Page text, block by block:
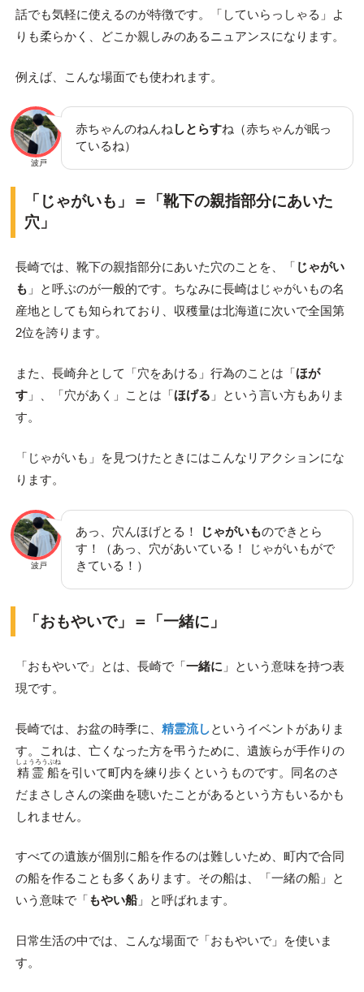
話でも気軽に使えるのが特徴です。「していらっしゃる」よ
りも柔らかく、どこか親しみのあるニュアンスになります。
例えば、こんな場面でも使われます。
波戸
赤ちゃんのねんね しとらすね（赤ちゃんが眠っ
ているね）
「じゃがいも」＝「靴下の親指部分にあいた
穴」
長崎では、靴下の親指部分にあいた穴のことを、「 じゃがい
も 」と呼ぶのが一般的です。ちなみに長崎はじゃがいもの名
産地としても知られており、収穫量は北海道に次いで全国第
2位を誇ります。
また、長崎弁として「穴をあける」行為のことは「ほが
す」、「穴があく」ことは「ほげる 」という言い方もありま
す。
「じゃがいも」を見つけたときにはこんなリアクションにな
ります。
波戸
あっ、穴んほげとる！ じゃがいものできとら
す！（あっ、穴があいている！ じゃがいもがで
きている！）
「おもやいで」＝「一緒に」
「おもやいで」とは、長崎で「一緒に 」という意味を持つ表
現です。
長崎では、お盆の時季に、 精霊流しというイベントがありま
す。これは、亡くなった方を弔うために、遺族らが手作りの
精霊船
しょうろうぶね
を引いて町内を練り歩くというものです。同名のさ
だまさしさんの楽曲を聴いたことがあるという方もいるかも
しれません。
すべての遺族が個別に船を作るのは難しいため、町内で合同
の船を作ることも多くあります。その船は、「一緒の船」と
いう意味で「もやい船」と呼ばれます。
日常生活の中では、こんな場面で「おもやいで」を使いま
す。